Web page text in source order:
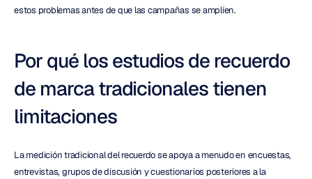
estos problemas antes de que las campañas se amplíen.
Por qué los estudios de recuerdo
de marca tradicionales tienen
limitaciones
La medición tradicional del recuerdo se apoya a menudo en encuestas,
entrevistas, grupos de discusión y cuestionarios posteriores a la